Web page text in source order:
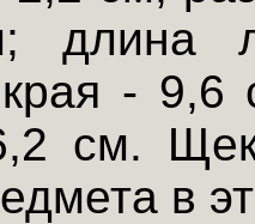
длина
- 9,6
см.
в